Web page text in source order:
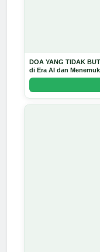
DOA YANG TIDAK
di Era AI dan
Arda Dinata